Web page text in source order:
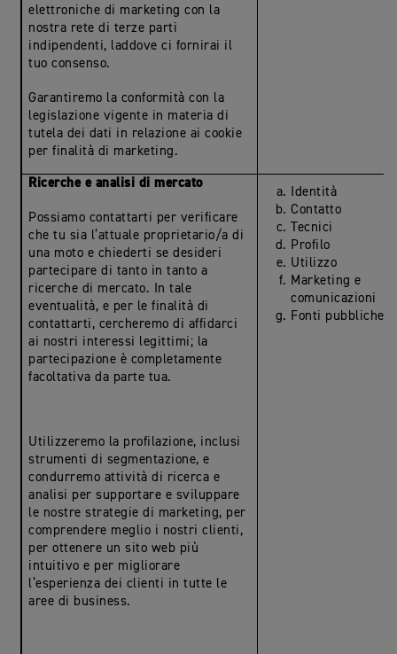
elettroniche di marketing con la
nostra rete di terze parti
indipendenti, laddove ci fornirai il
tuo consenso.
Garantiremo la conformità con la
legislazione vigente in materia di
tutela dei dati in relazione ai cookie
per finalità di marketing.
Ricerche e analisi di mercato
Possiamo contattarti per verificare
che tu sia l’attuale proprietario/a di
una moto e chiederti se desideri
partecipare di tanto in tanto a
ricerche di mercato. In tale
eventualità, e per le finalità di
contattarti, cercheremo di affidarci
ai nostri interessi legittimi; la
partecipazione è completamente
facoltativa da parte tua.
Utilizzeremo la profilazione, inclusi
strumenti di segmentazione, e
condurremo attività di ricerca e
analisi per supportare e sviluppare
le nostre strategie di marketing, per
comprendere meglio i nostri clienti,
per ottenere un sito web più
intuitivo e per migliorare
l’esperienza dei clienti in tutte le
aree di business.
Identità
Contatto
Tecnici
Profilo
Utilizzo
Marketing e
comunicazioni
Fonti pubbliche